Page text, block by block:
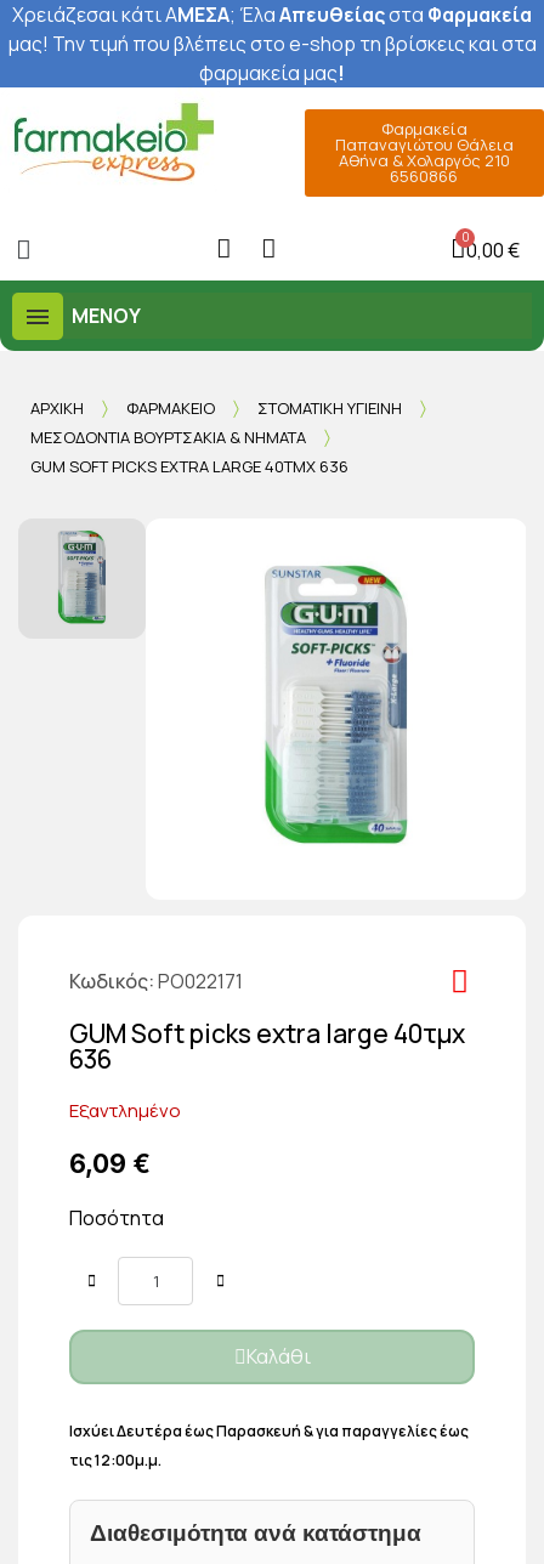
Χρειάζεσαι κάτι ΑΜΕΣΑ; ΈλαΑπευθείαςστα Φαρμακεία
μας! Την τιμή που βλέπεις στο e-shop τη βρίσκεις και στα
φαρμακεία μας!
Φαρμακεία
Παπαναγιώτου Θάλεια
Αθήνα & Χολαργός 210
6560866
0,00 €
ΜΕΝΟΎ
ΑΡΧΙΚΉ ΦΑΡΜΑΚΕΊΟ
ΣΤΟΜΑΤΙΚΉ ΥΓΙΕΙΝΉ
ΜΕΣΟΔΌΝΤΙΑ ΒΟΥΡΤΣΆΚΙΑ & ΝΉΜΑΤΑ
GUM SOFT PICKS EXTRA LARGE 40ΤΜΧ 636
Κωδικός PO022171
GUM Soft picks extra large 40τμχ
636
Εξαντλημένο
6,09 €
Ποσότητα
Καλάθι
Ισχύει Δευτέρα έως Παρασκευή & για παραγγελίες έως
τις 12:00μ.μ.
Διαθεσιμότητα ανά κατάστημα